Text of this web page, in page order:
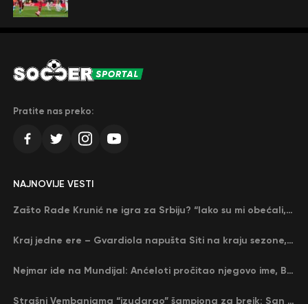
Pratite nas preko:
NAJNOVIJE VESTI
Zašto Rade Krunić ne igra za Srbiju? “Iako su mi obećali, niko me nije zvao…”
Kraj jedne ere – Gvardiola napušta Siti na kraju sezone, menja ga njegov nekadašnji rival
Nejmar ide na Mundijal: Anćeloti pročitao njegovo ime, Brazil u delirijumu (VIDEO)
Strašni Vembanjama “izudarao” šampiona za brejk: San Antonio poveo protiv Oklahome